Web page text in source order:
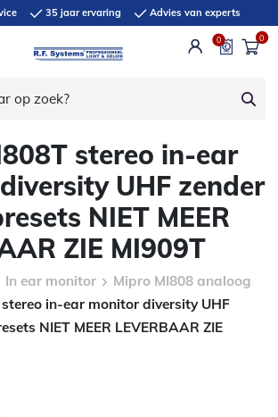
35 jaar ervaring Advies van experts
0 0
stereo in-ear
UHF zender
NIET MEER
ZIE MI909T
In ear monitor
Mipro MI808 analoog
in-ear monitor diversity UHF
NIET MEER LEVERBAAR ZIE